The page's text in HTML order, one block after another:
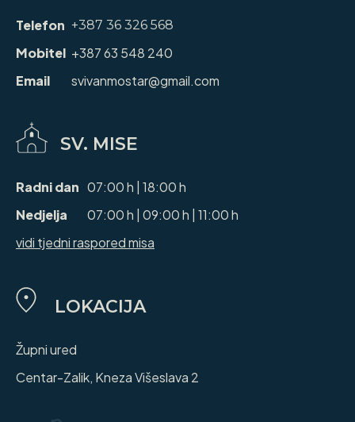
Telefon +387 36 326 568
Mobitel +387 63 548 240
Email
svivanmostar@gmail.com
SV. MISE
Radni dan 07:00 h | 18:00 h
Nedjelja
07:00 h | 09:00 h | 11:00 h
vidi tjedni raspored misa
LOKACIJA
Župni ured
Centar-Zalik, Kneza Višeslava 2